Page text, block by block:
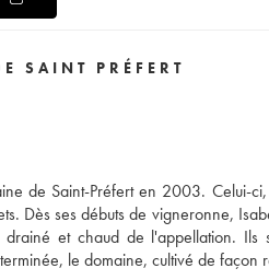
SAINT PRÉFERT
de Saint-Préfert en 2003. Celui-
Dès ses débuts de vigneronne,
et chaud de l'appellation.
le domaine, cultivé de